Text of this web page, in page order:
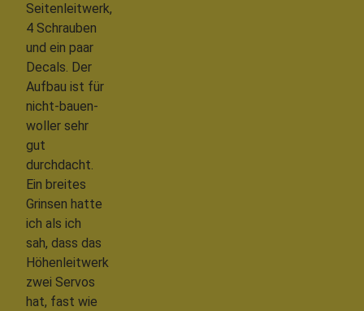
Seitenleitwerk,
4 Schrauben
und ein paar
Decals. Der
Aufbau ist für
nicht-bauen-
woller sehr
gut
durchdacht.
Ein breites
Grinsen hatte
ich als ich
sah, dass das
Höhenleitwerk
zwei Servos
hat, fast wie